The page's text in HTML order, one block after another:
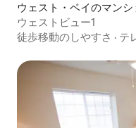
ウェスト・ベイのマンシ
ウェストビュー1
徒歩移動のしやすさ · テ